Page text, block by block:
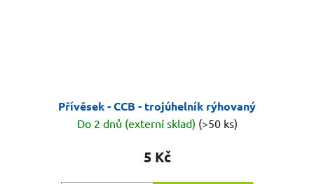
Přívěsek - CCB - trojúhelník rýhovaný
Do 2 dnů (externí sklad) (>50 ks)
5 Kč